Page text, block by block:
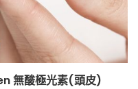
無酸極光素(頭皮)